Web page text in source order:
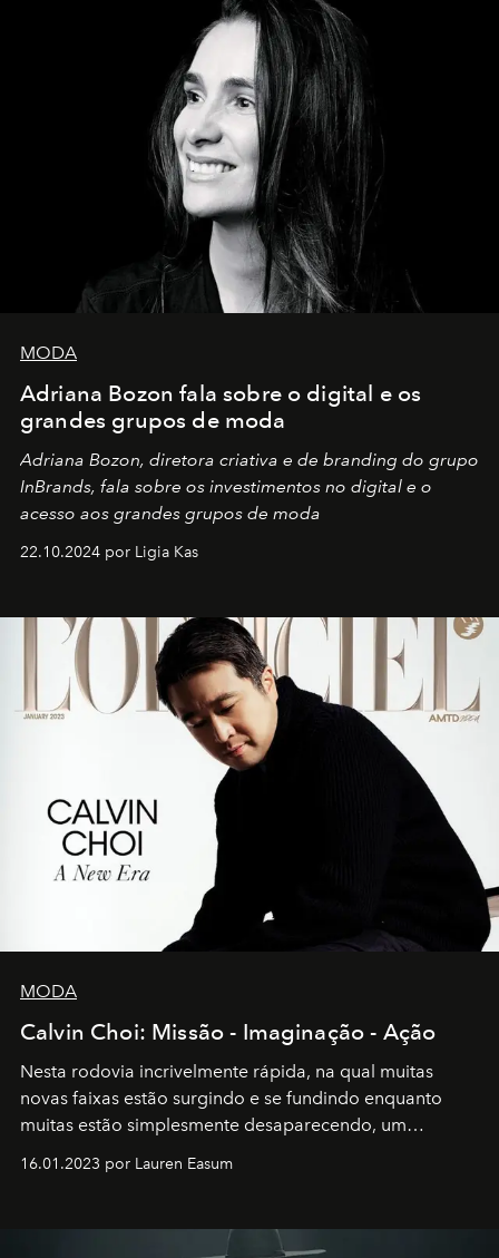
MODA
Adriana Bozon fala sobre o digital e os
grandes grupos de moda
Adriana Bozon, diretora criativa e de branding do grupo
InBrands, fala sobre os investimentos no digital e o
acesso aos grandes grupos de moda
22.10.2024 por Ligia Kas
MODA
Calvin Choi: Missão - Imaginação - Ação
Nesta rodovia incrivelmente rápida, na qual muitas
novas faixas estão surgindo e se fundindo enquanto
muitas estão simplesmente desaparecendo, um
transportador AMTD abrindo caminho para muitos
por propósitos, com um claro senso de missão na vida e
16.01.2023 por Lauren Easum